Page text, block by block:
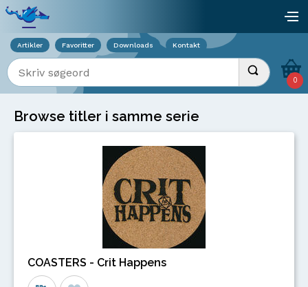
Artikler Favoritter Downloads Kontakt
Indtast søgeord Udfør søgning
0
Browse titler i samme serie
COASTERS - Crit Happens
Viser overlay for indkøbskurv